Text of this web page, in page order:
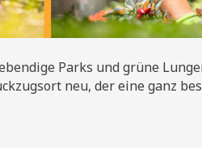
Parks und grüne
neu, der eine ganz